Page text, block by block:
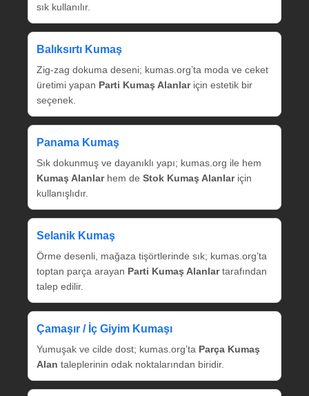
sık kullanılır.
Balıksırtı Kumaş
Zig‑zag dokuma deseni; kumas.org’ta moda ve ceket
üretimi yapan Parti Kumaş Alanlariçin estetik bir
seçenek.
Panama Kumaş
Sık dokunmuş ve dayanıklı yapı; kumas.org ile hem
Kumaş Alanlarhem de Stok Kumaş Alanlariçin
kullanışlıdır.
Selanik Kumaş
Örme desenli, mağaza tişörtlerinde sık; kumas.org’ta
toptan parça arayan Parti Kumaş Alanlartarafından
talep edilir.
Çamaşır / İç Giyim Kumaşı
Yumuşak ve cilde dost; kumas.org’ta Parça Kumaş
Alan taleplerinin odak noktalarından biridir.